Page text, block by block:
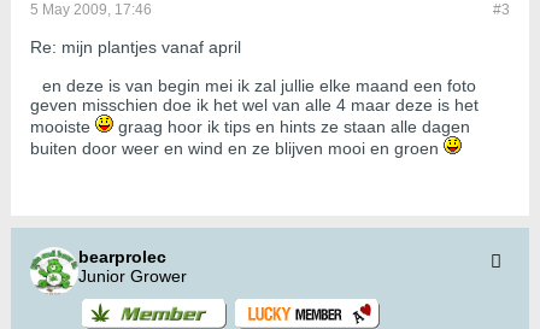
#3
5 May 2009, 17:46
Re: mijn plantjes vanaf april
en deze is van begin mei ik zal jullie elke maand een foto
geven misschien doe ik het wel van alle 4 maar deze is het
mooiste
graag hoor ik tips en hints ze staan alle dagen
buiten door weer en wind en ze blijven mooi en groen
bearprolec
Junior Grower